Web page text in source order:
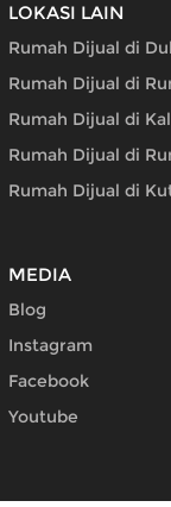
LOKASI LAIN
Rumah Dijual di
Rumah Dijual di
Rumah Dijual di
Rumah Dijual di
Rumah Dijual di
MEDIA
Blog
Instagram
Facebook
Youtube